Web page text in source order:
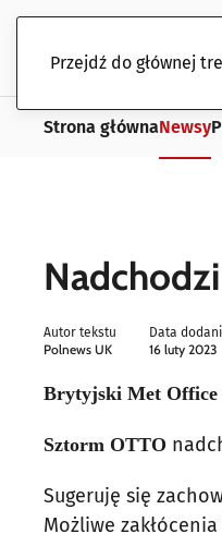
Przejdź do głównej
Strona głównaNewsy
Autor tekstu
Polnews UK
Data
16 luty 2023
Brytyjski Met Office
Sztorm OTTO
Sugeruję się
Możliwe